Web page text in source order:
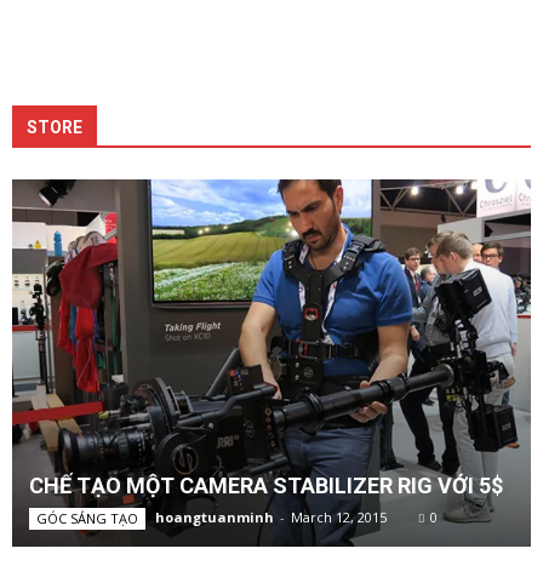
STORE
CHẾ TẠO MỘT CAMERA STABILIZER RIG VỚI 5$
GÓC SÁNG TẠO hoangtuanminh - March 12, 2015 0